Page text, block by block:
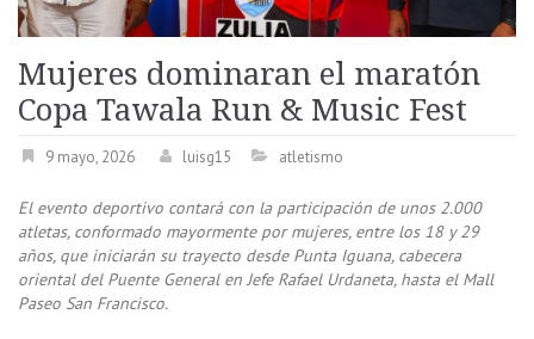
Mujeres dominaran el maratón
Copa Tawala Run & Music Fest
9 mayo, 2026 luisg15 atletismo
El evento deportivo contará con la participación de unos 2.000
atletas, conformado mayormente por mujeres, entre los 18 y 29
años, que iniciarán su trayecto desde Punta Iguana, cabecera
oriental del Puente General en Jefe Rafael Urdaneta, hasta el Mall
Paseo San Francisco.